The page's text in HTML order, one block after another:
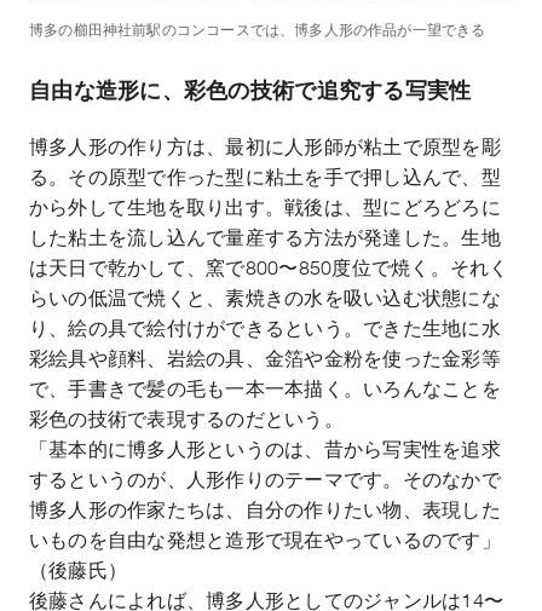
博多の櫛田神社前駅のコンコースでは、博多人形の作品が一望できる
自由な造形に、 彩色の技術で追究する写実性
博多人形の作り方は、最初に人形師が粘土で原型を彫
る。その原型で作った型に粘土を手で押し込んで、型
から外して生地を取り出す。戦後は、型にどろどろに
した粘土を流し込んで量産する方法が発達した。生地
は天日で乾かして、窯で800〜850度位で焼く。それく
らいの低温で焼くと、素焼きの水を吸い込む状態にな
り、絵の具で絵付けができるという。できた生地に水
彩絵具や顔料、岩絵の具、金箔や金粉を使った金彩等
で、手書きで髪の毛も一本一本描く。いろんなことを
彩色の技術で表現するのだという。
「基本的に博多人形というのは、昔から写実性を追求
するというのが、人形作りのテーマです。そのなかで
博多人形の作家たちは、自分の作りたい物、表現した
いものを自由な発想と造形で現在やっているのです」
（後藤氏）
後藤さんによれば、博多人形としてのジャンルは14〜